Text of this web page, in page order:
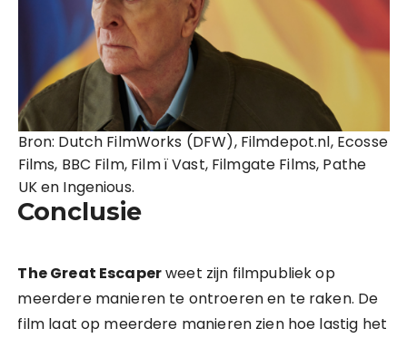
Bron: Dutch FilmWorks (DFW), Filmdepot.nl, Ecosse
Films, BBC Film, Film ï Vast, Filmgate Films, Pathe
UK en Ingenious.
Conclusie
The Great Escaperweet zijn filmpubliek op
meerdere manieren te ontroeren en te raken. De
film laat op meerdere manieren zien hoe lastig het